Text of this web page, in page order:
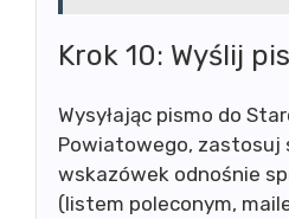
Krok 10: Wyślij
Wysyłając pismo do
Powiatowego, zastosuj
wskazówek odnośnie
(listem poleconym,